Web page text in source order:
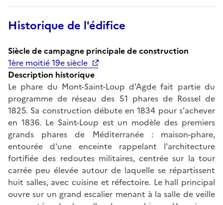
Historique de l'édifice
Siècle de campagne principale de construction
1ère moitié 19e siècle
Description historique
Le phare du Mont-Saint-Loup d'Agde fait partie du
programme de réseau des 51 phares de Rossel de
1825. Sa construction débute en 1834 pour s'achever
en 1836. Le Saint-Loup est un modèle des premiers
grands phares de Méditerranée : maison-phare,
entourée d'une enceinte rappelant l'architecture
fortifiée des redoutes militaires, centrée sur la tour
carrée peu élevée autour de laquelle se répartissent
huit salles, avec cuisine et réfectoire. Le hall principal
ouvre sur un grand escalier menant à la salle de veille